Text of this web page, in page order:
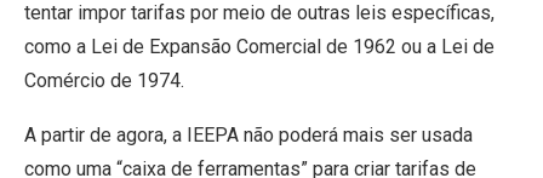
tentar impor tarifas por meio de outras leis específicas,
como a Lei de Expansão Comercial de 1962 ou a Lei de
Comércio de 1974.
A partir de agora, a IEEPA não poderá mais ser usada
como uma “caixa de ferramentas” para criar tarifas de